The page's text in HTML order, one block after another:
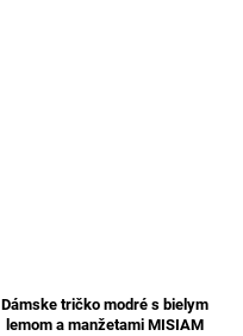
Dámske tričko modré s bielym
lemom a manžetami MISIAM